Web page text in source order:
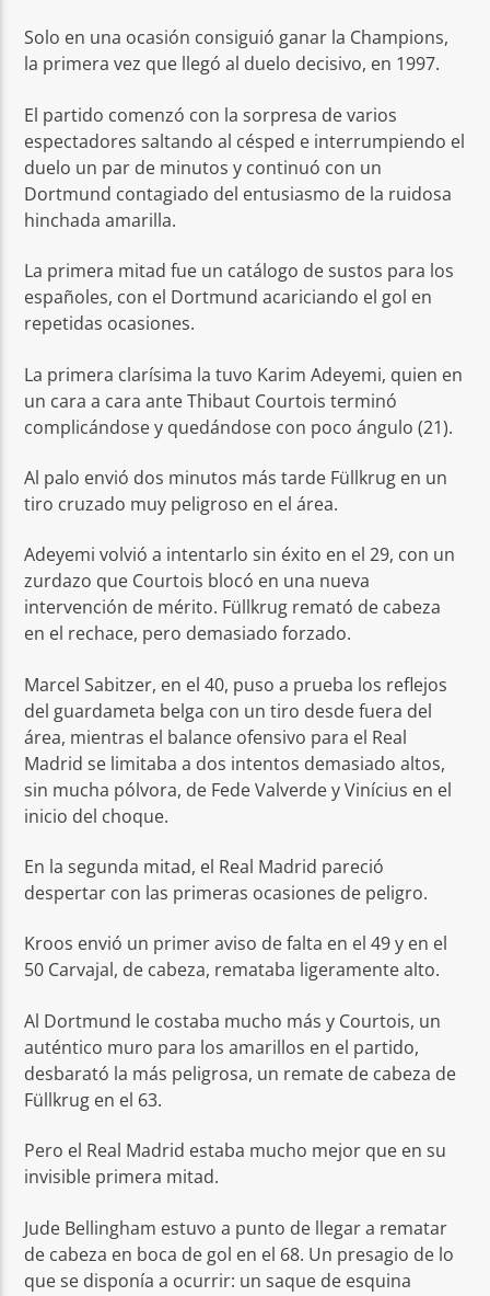
Solo en una ocasión consiguió ganar la Champions,
la primera vez que llegó al duelo decisivo, en 1997.
El partido comenzó con la sorpresa de varios
espectadores saltando al césped e interrumpiendo el
duelo un par de minutos y continuó con un
Dortmund contagiado del entusiasmo de la ruidosa
hinchada amarilla.
La primera mitad fue un catálogo de sustos para los
españoles, con el Dortmund acariciando el gol en
repetidas ocasiones.
La primera clarísima la tuvo Karim Adeyemi, quien en
un cara a cara ante Thibaut Courtois terminó
complicándose y quedándose con poco ángulo (21).
Al palo envió dos minutos más tarde Füllkrug en un
tiro cruzado muy peligroso en el área.
Adeyemi volvió a intentarlo sin éxito en el 29, con un
zurdazo que Courtois blocó en una nueva
intervención de mérito. Füllkrug remató de cabeza
en el rechace, pero demasiado forzado.
Marcel Sabitzer, en el 40, puso a prueba los reflejos
del guardameta belga con un tiro desde fuera del
área, mientras el balance ofensivo para el Real
Madrid se limitaba a dos intentos demasiado altos,
sin mucha pólvora, de Fede Valverde y Vinícius en el
inicio del choque.
En la segunda mitad, el Real Madrid pareció
despertar con las primeras ocasiones de peligro.
Kroos envió un primer aviso de falta en el 49 y en el
50 Carvajal, de cabeza, remataba ligeramente alto.
Al Dortmund le costaba mucho más y Courtois, un
auténtico muro para los amarillos en el partido,
desbarató la más peligrosa, un remate de cabeza de
Füllkrug en el 63.
Pero el Real Madrid estaba mucho mejor que en su
invisible primera mitad.
Jude Bellingham estuvo a punto de llegar a rematar
de cabeza en boca de gol en el 68. Un presagio de lo
que se disponía a ocurrir: un saque de esquina